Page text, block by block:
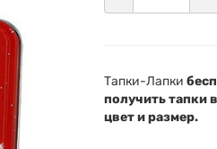
Тапки-Лапки
получить тапки
цвет и размер.